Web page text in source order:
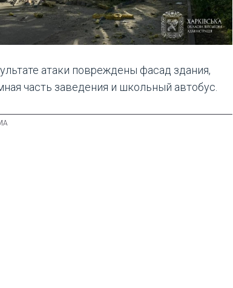
атаки повреждены фасад здания,
часть заведения и школьный автобус.